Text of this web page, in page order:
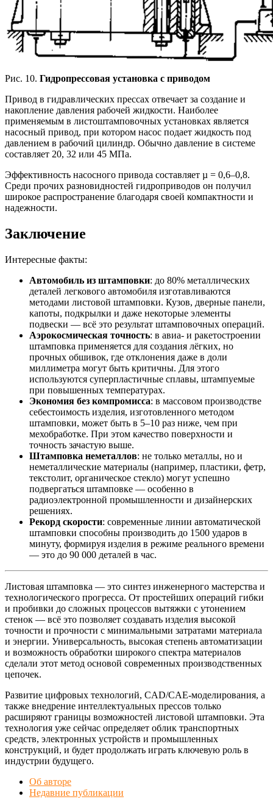
Рис. 10. Гидропрессовая установка с приводом
Привод в гидравлических прессах отвечает за создание и
накопление давления рабочей жидкости. Наиболее
применяемым в листоштамповочных установках является
насосный привод, при котором насос подает жидкость под
давлением в рабочий цилиндр. Обычно давление в системе
составляет 20, 32 или 45 МПа.
Эффективность насосного привода составляет µ = 0,6–0,8.
Среди прочих разновидностей гидроприводов он получил
широкое распространение благодаря своей компактности и
надежности.
Заключение
Интересные факты:
Автомобиль из штамповки: до 80% металлических
деталей легкового автомобиля изготавливаются
методами листовой штамповки. Кузов, дверные панели,
капоты, подкрылки и даже некоторые элементы
подвески — всё это результат штамповочных операций.
Аэрокосмическая точность: в авиа- и ракетостроении
штамповка применяется для создания лёгких, но
прочных обшивок, где отклонения даже в доли
миллиметра могут быть критичны. Для этого
используются суперпластичные сплавы, штампуемые
при повышенных температурах.
Экономия без компромисса: в массовом производстве
себестоимость изделия, изготовленного методом
штамповки, может быть в 5–10 раз ниже, чем при
мехобработке. При этом качество поверхности и
точность зачастую выше.
Штамповка неметаллов: не только металлы, но и
неметаллические материалы (например, пластики, фетр,
текстолит, органическое стекло) могут успешно
подвергаться штамповке — особенно в
радиоэлектронной промышленности и дизайнерских
решениях.
Рекорд скорости: современные линии автоматической
штамповки способны производить до 1500 ударов в
минуту, формируя изделия в режиме реального времени
— это до 90 000 деталей в час.
Листовая штамповка — это синтез инженерного мастерства и
технологического прогресса. От простейших операций гибки
и пробивки до сложных процессов вытяжки с утонением
стенок — всё это позволяет создавать изделия высокой
точности и прочности с минимальными затратами материала
и энергии. Универсальность, высокая степень автоматизации
и возможность обработки широкого спектра материалов
сделали этот метод основой современных производственных
цепочек.
Развитие цифровых технологий, CAD/CAE-моделирования, а
также внедрение интеллектуальных прессов только
расширяют границы возможностей листовой штамповки. Эта
технология уже сейчас определяет облик транспортных
средств, электронных устройств и промышленных
конструкций, и будет продолжать играть ключевую роль в
индустрии будущего.
Об авторе
Недавние публикации